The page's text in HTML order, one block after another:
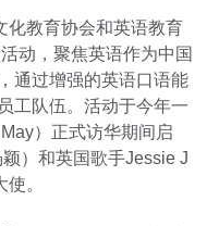
化教育协会和英语教育
动，聚焦英语作为中国
通过增强的英语口语能
工队伍。活动于今年一
）正式访华期间启
）和英国歌手Jessie J
。